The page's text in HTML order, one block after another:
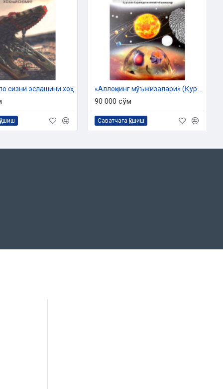
«Аллоҳ таоло сизни эслашини хоҳлайсизми?»
90 000 сўм
Саватчага қўшиш